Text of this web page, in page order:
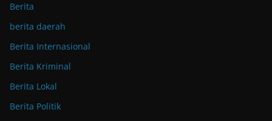
Berita
berita daerah
Berita Internasional
Berita Kriminal
Berita Lokal
Berita Politik